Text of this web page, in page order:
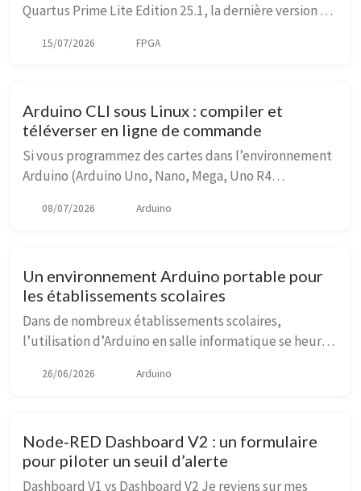
Quartus Prime Lite Edition 25.1, la dernière version au
Center. C’est important de se mettr...
15/07/2026 FPGA
Arduino CLI sous Linux : compiler et
téléverser en ligne de commande
Si vous programmez des cartes dans l’environnement
Arduino (Arduino Uno, Nano, Mega, Uno R4
RP2350, etc.), vous êtes sans doute passés par l’IDE
08/07/2026 Arduino
Un environnement Arduino portable pour
les établissements scolaires
Dans de nombreux établissements scolaires,
l’utilisation d’Arduino en salle informatique se heurte
verrouillés, droits limités, proxys académiques...
26/06/2026 Arduino
Node‑RED Dashboard V2 : un formulaire
pour piloter un seuil d’alerte
Dashboard V1 vs Dashboard V2 Je reviens sur mes